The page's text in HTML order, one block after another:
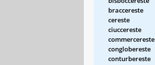
braccereste
cereste
ciuccereste
commercereste
conglobereste
conturbereste